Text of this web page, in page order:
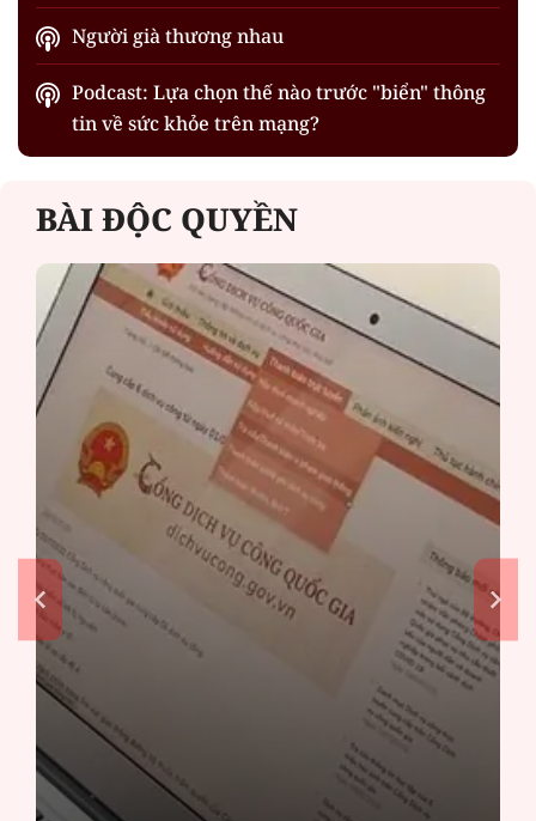
Người già thương nhau
Podcast: Lựa chọn thế nào trước "biển" thông
tin về sức khỏe trên mạng?
BÀI ĐỘC QUYỀN